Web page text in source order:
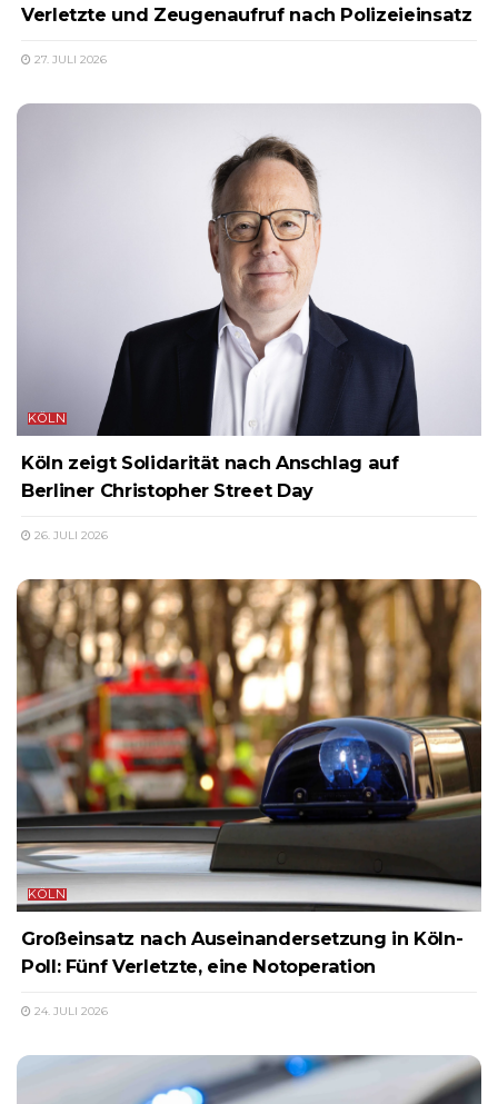
Verletzte und Zeugenaufruf nach Polizeieinsatz
27. JULI 2026
KÖLN
Köln zeigt Solidarität nach Anschlag auf
Berliner Christopher Street Day
26. JULI 2026
KÖLN
Großeinsatz nach Auseinandersetzung in Köln-
Poll: Fünf Verletzte, eine Notoperation
24. JULI 2026